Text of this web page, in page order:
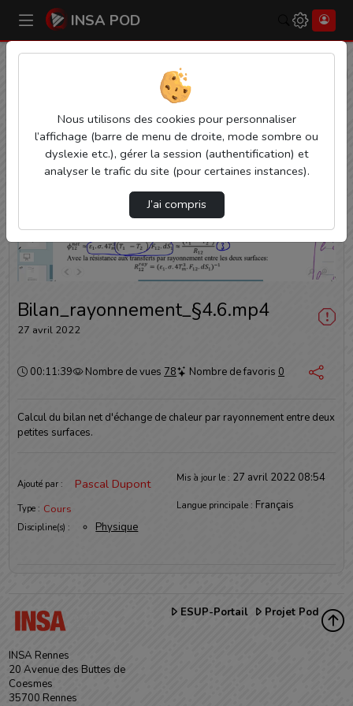
INSA POD Rechercher
Bilan_rayonnement_§4.6.mp4
Lire
la
vidéo
Bilan_rayonnement_§4.6.mp4
27 avril 2022
Durée :
00:11:39 Nombre de vues 78 Nombre de favoris 0
Calcul du bilan net d'échange de chaleur par rayonnement entre deux
petites surfaces.
Informations
Ajouté par : Pascal Dupont Mis à jour le : 27 avril 2022 08:54
Type : Cours Langue principale : Français
Discipline(s) : Physique
INSA Rennes
20 Avenue des Buttes de
Coesmes
35700 Rennes
ESUP-Portail Projet Pod
Nous utilisons des cookies pour personnaliser
l’affichage (barre de menu de droite, mode sombre ou
dyslexie etc.), gérer la session (authentification) et
analyser le trafic du site (pour certaines instances).
J’ai compris